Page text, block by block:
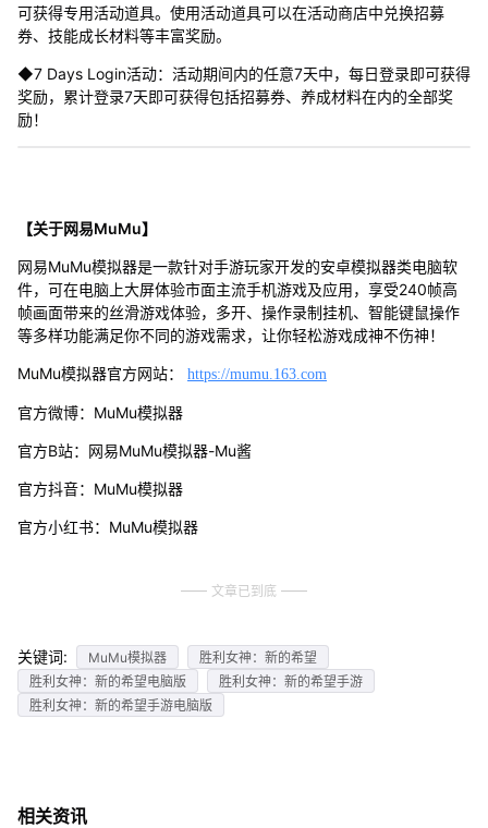
可获得专用活动道具。使用活动道具可以在活动商店中兑换招募
券、技能成长材料等丰富奖励。
◆7 Days Login活动：活动期间内的任意7天中，每日登录即可获得
奖励，累计登录7天即可获得包括招募券、养成材料在内的全部奖
励！
【关于网易MuMu】
网易MuMu模拟器是一款针对手游玩家开发的安卓模拟器类电脑软
件，可在电脑上大屏体验市面主流手机游戏及应用，享受240帧高
帧画面带来的丝滑游戏体验，多开、操作录制挂机、智能键鼠操作
等多样功能满足你不同的游戏需求，让你轻松游戏成神不伤神！
MuMu模拟器官方网站： https://mumu.163.com
官方微博：MuMu模拟器
官方B站：网易MuMu模拟器-Mu酱
官方抖音：MuMu模拟器
官方小红书：MuMu模拟器
文章已到底
关键词: MuMu模拟器
胜利女神：新的希望
胜利女神：新的希望电脑版
胜利女神：新的希望手游
胜利女神：新的希望手游电脑版
相关资讯